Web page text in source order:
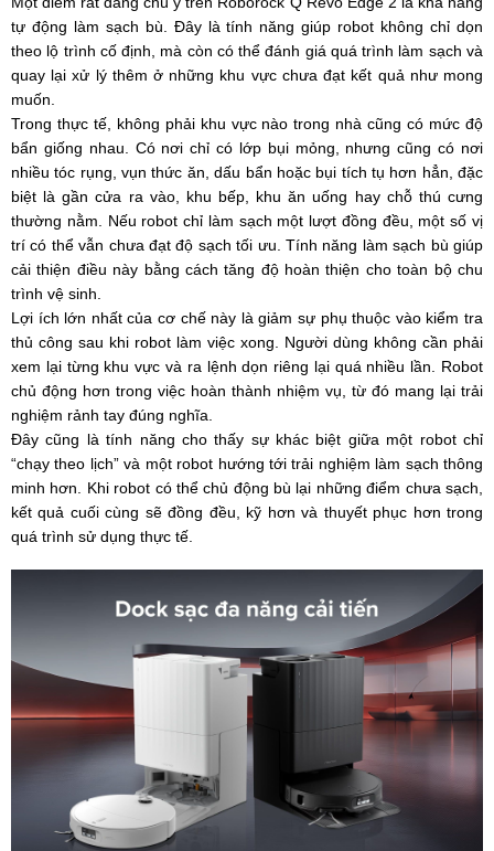
tự động làm sạch bù. Đây là tính năng giúp robot không chỉ dọn
theo lộ trình cố định, mà còn có thể đánh giá quá trình làm sạch và
quay lại xử lý thêm ở những khu vực chưa đạt kết quả như mong
muốn.
Trong thực tế, không phải khu vực nào trong nhà cũng có mức độ
bẩn giống nhau. Có nơi chỉ có lớp bụi mỏng, nhưng cũng có nơi
nhiều tóc rụng, vụn thức ăn, dấu bẩn hoặc bụi tích tụ hơn hẳn, đặc
biệt là gần cửa ra vào, khu bếp, khu ăn uống hay chỗ thú cưng
thường nằm. Nếu robot chỉ làm sạch một lượt đồng đều, một số vị
trí có thể vẫn chưa đạt độ sạch tối ưu. Tính năng làm sạch bù giúp
cải thiện điều này bằng cách tăng độ hoàn thiện cho toàn bộ chu
trình vệ sinh.
Lợi ích lớn nhất của cơ chế này là giảm sự phụ thuộc vào kiểm tra
thủ công sau khi robot làm việc xong. Người dùng không cần phải
xem lại từng khu vực và ra lệnh dọn riêng lại quá nhiều lần. Robot
chủ động hơn trong việc hoàn thành nhiệm vụ, từ đó mang lại trải
nghiệm rảnh tay đúng nghĩa.
Đây cũng là tính năng cho thấy sự khác biệt giữa một robot chỉ
“chạy theo lịch” và một robot hướng tới trải nghiệm làm sạch thông
minh hơn. Khi robot có thể chủ động bù lại những điểm chưa sạch,
kết quả cuối cùng sẽ đồng đều, kỹ hơn và thuyết phục hơn trong
quá trình sử dụng thực tế.